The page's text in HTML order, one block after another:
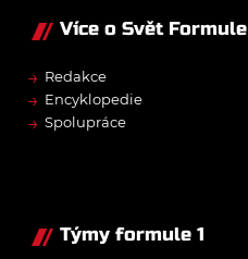
Více o Svět Formule
→ Redakce
→ Encyklopedie
→ Spolupráce
Týmy formule 1